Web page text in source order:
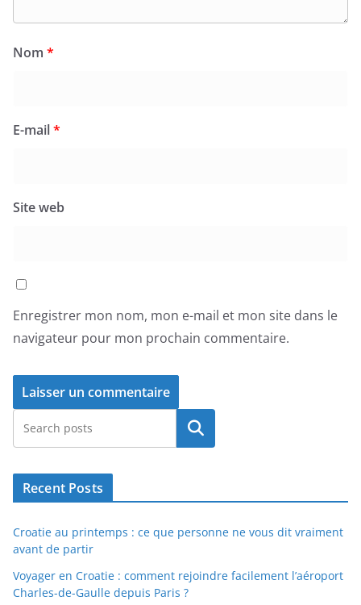
Nom *
E-mail*
Site web
Enregistrer mon nom, mon e-mail et mon site dans le
navigateur pour mon prochain commentaire.
Rechercher
Recent Posts
Croatie au printemps : ce que personne ne vous dit vraiment
avant de partir
Voyager en Croatie : comment rejoindre facilement l’aéroport
Charles-de-Gaulle depuis Paris ?